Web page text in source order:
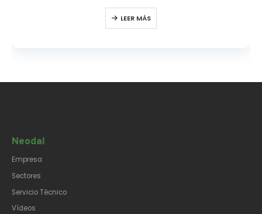
LEER MÁS
Neodal
Empresa
Sectores
Servicio Técnico
Vídeos